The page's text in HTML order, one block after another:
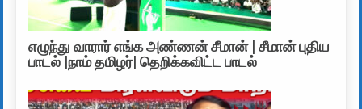
எழுந்து வாரார் எங்க அண்ணன் சீமான் | சீமான் புதிய
பாடல் |நாம் தமிழர்| தெறிக்கவிட்ட பாடல்